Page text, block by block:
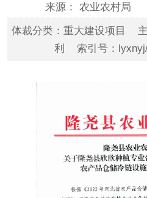
来源： 农业农村局
体裁分类：重大建设项目
利 索引号：lyxnyj/